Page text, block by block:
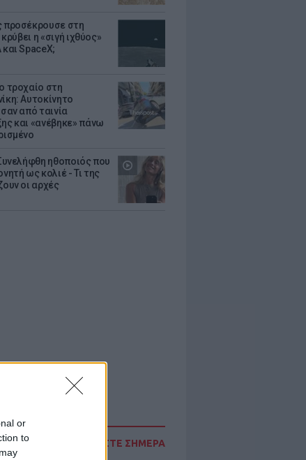
or
to
προσέκρουσε στη
η «σιγή ιχθύος»
SpaceX;
τροχαίο στη
Αυτοκίνητο
από ταινία
και «ανέβηκε» πάνω
ηθοποιός που
ως κολιέ - Τι της
οι αρχές
ΔΙΑΒΑΣΤΕ ΣΗΜΕΡΑ